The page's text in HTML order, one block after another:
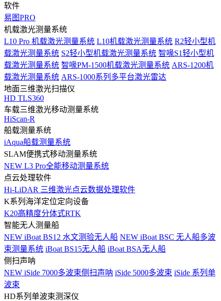
软件
易图PRO
机载激光测量系统
L10 Pro 机载激光测量系统 L10机载激光测量系统 R2轻小型机
载激光测量系统 S2轻小型机载激光测量系统 智喙S1轻小型机
载激光测量系统 智喙PM-1500机载激光测量系统 ARS-1200机
载激光测量系统 ARS-1000系列多平台激光雷达
地面三维激光扫描仪
HD TLS360
车载三维激光移动测量系统
HiScan-R
船载测量系统
iAqua船载测量系统
SLAM便携式移动测量系统
NEW L3 Pro全能移动测量系统
点云处理软件
Hi-LiDAR 三维激光点云数据处理软件
K系列海洋定位定向设备
K20高精度分体式RTK
智能无人测量船
NEW iBoat BS12 水文测验无人船 NEW iBoat BSC 无人船多波
束测量系统 iBoat BS15无人船 iBoat BSA无人船
侧扫声呐
NEW iSide 7000多波束侧扫声呐 iSide 5000多波束 iSide 系列单
波束
HD系列单波束测深仪